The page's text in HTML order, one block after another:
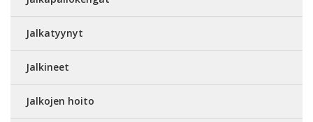
Jalkatyynyt
Jalkineet
Jalkojen hoito